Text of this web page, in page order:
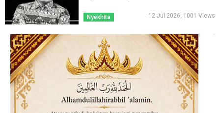
Nyekhita 12 Jul 2026, 1001 Views